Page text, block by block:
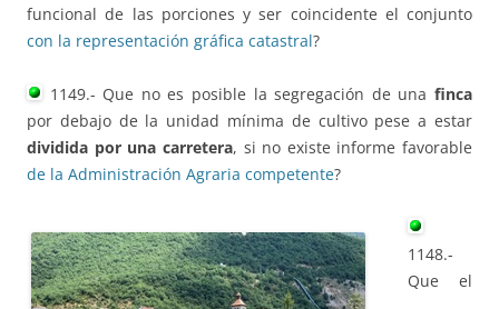
funcional de las porciones y ser coincidente el conjunto
con la representación gráfica catastral?
1149.- Que no es posible la segregación de una finca
por debajo de la unidad mínima de cultivo pese a estar
dividida por una carretera, si no existe informe favorable
de la Administración Agraria competente?
1148.-
Que el